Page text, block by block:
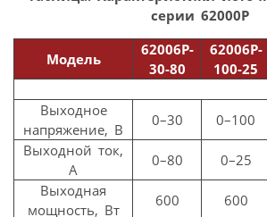
серии 62000P
Модель
62006P-
30-80
62006P-
100-25
Выходное
напряжение, В
0–30 0–100
Выходной ток,
А
0–80 0–25
Выходная
мощность, Вт
600 600